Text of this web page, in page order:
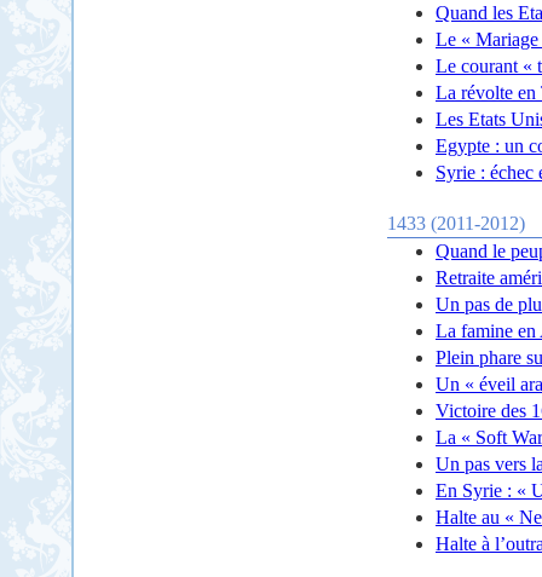
Quand les
Le «
Le courant «
La révolte en
Les Etats
Egypte : un
Syrie : échec
1433 (2011-2012)
Quand le
Retraite
Un pas de
La famine en
Plein phare
Un « éveil
Victoire des
La « Soft
Un pas vers
En Syrie : «
Halte au «
Halte à